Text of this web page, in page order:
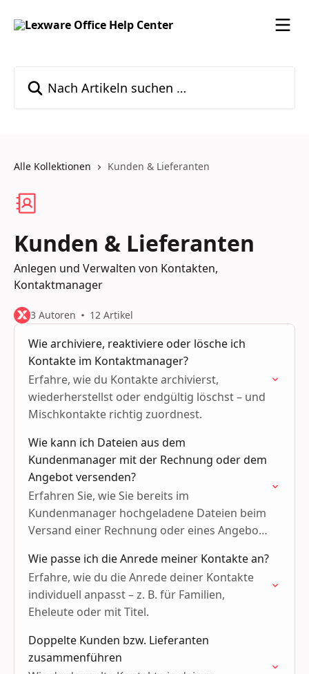
Alle Kollektionen Kunden & Lieferanten
Kunden & Lieferanten
Anlegen und Verwalten von Kontakten,
Kontaktmanager
3 Autoren 12 Artikel
Wie archiviere, reaktiviere oder lösche ich
Kontakte im Kontaktmanager?
Erfahre, wie du Kontakte archivierst,
wiederherstellst oder endgültig löschst – und
Mischkontakte richtig zuordnest.
Wie kann ich Dateien aus dem
Kundenmanager mit der Rechnung oder dem
Angebot versenden?
Erfahren Sie, wie Sie bereits im
Kundenmanager hochgeladene Dateien beim
Versand einer Rechnung oder eines Angebots
Wie passe ich die Anrede meiner Kontakte an?
Erfahre, wie du die Anrede deiner Kontakte
individuell anpasst – z. B. für Familien,
Eheleute oder mit Titel.
Doppelte Kunden bzw. Lieferanten
zusammenführen